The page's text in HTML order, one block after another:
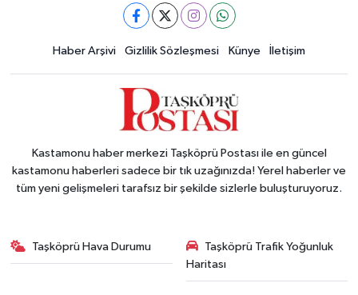
Haber Arşivi Gizlilik Sözleşmesi Künye İletişim
Kastamonu haber merkezi Taşköprü Postası ile en güncel
kastamonu haberleri sadece bir tık uzağınızda! Yerel haberler ve
tüm yeni gelişmeleri tarafsız bir şekilde sizlerle buluşturuyoruz.
Taşköprü Hava Durumu
Taşköprü Trafik Yoğunluk
Haritası